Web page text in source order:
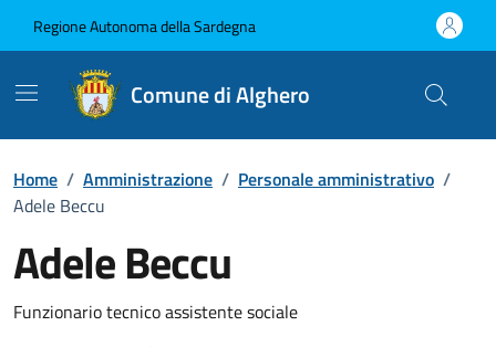
Regione Autonoma della Sardegna
Comune di Alghero
Home / Amministrazione / Personale amministrativo /
Adele Beccu
Adele Beccu
Dettaglio della persona
Funzionario tecnico assistente sociale